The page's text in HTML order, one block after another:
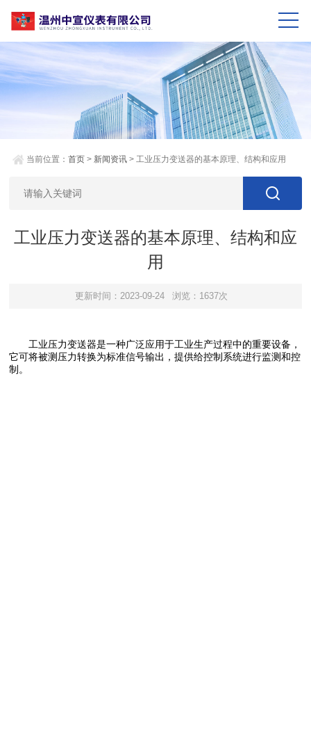
当前位置：首页 > 新闻资讯 > 工业压力变送器的基本原理、结构和应用
工业压力变送器的基本原理、结构和应
用
更新时间：2023-09-24 浏览：1637次
工业压力变送器是一种广泛应用于工业生产过程中的重要设备，
它可将被测压力转换为标准信号输出，提供给控制系统进行监测和控
制。